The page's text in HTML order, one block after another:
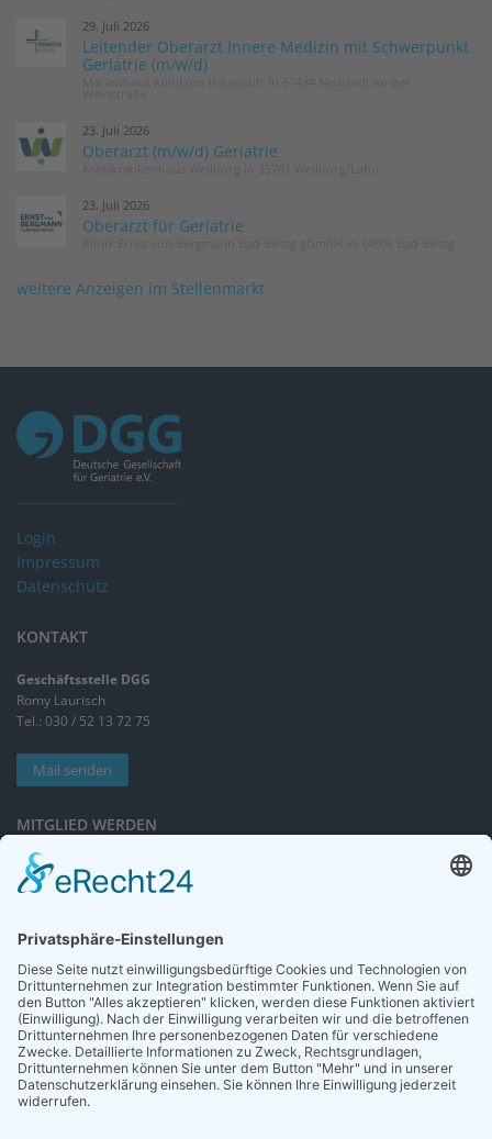
29. Juli 2026
Leitender Oberarzt Innere Medizin mit Schwerpunkt
Geriatrie (m/w/d)
23. Juli 2026
Oberarzt (m/w/d) Geriatrie
23. Juli 2026
Oberarzt für Geriatrie
weitere Anzeigen im Stellenmarkt
Login
Impressum
Datenschutz
KONTAKT
Geschäftsstelle DGG
Romy Laurisch
Tel.: 030 / 52 13 72 75
Mail senden
MITGLIED WERDEN
Sieben gute Gründe
für Ihre Mitgliedschaft
NEWSLETTER
Neuigkeiten rund um die Geriatrie und die DGG – regelmäßig in Ihrem
Postfach.